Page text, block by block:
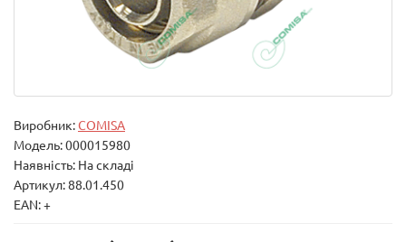
Виробник:COMISA
Модель:000015980
Наявність: На складі
Артикул: 88.01.450
EAN: +